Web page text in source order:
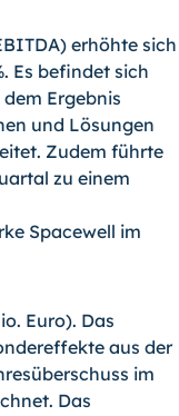
erhöhte sich
Es befindet sich
Ergebnis
und Lösungen
Zudem führte
zu einem
Spacewell im
Euro). Das
aus der
im
Das